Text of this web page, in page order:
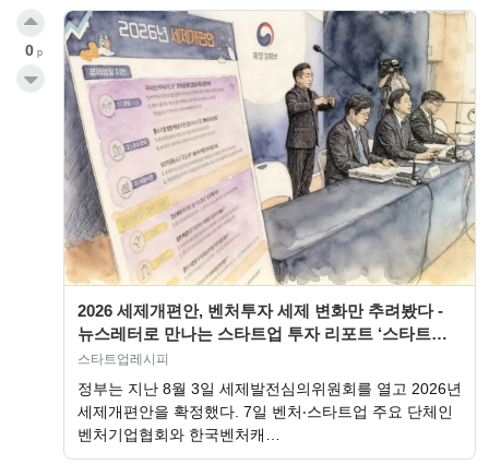
2026 세제개편안, 벤처투자 세제 변화만 추려봤다 -
뉴스레터로 만나는 스타트업 투자 리포트 ‘스타트업
레시피’
스타트업레시피
정부는 지난 8월 3일 세제발전심의위원회를 열고 2026년
세제개편안을 확정했다. 7일 벤처‧스타트업 주요 단체인
벤처기업협회와 한국벤처캐…
0 p